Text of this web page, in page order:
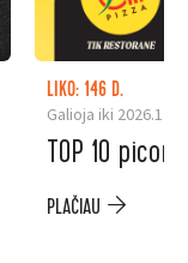
LIKO: 146 D.
Galioja iki
TOP 10
PLAČIAU